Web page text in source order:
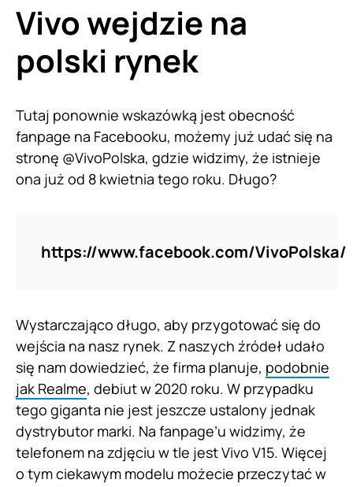
Vivo wejdzie na
polski rynek
Tutaj ponownie wskazówką jest obecność
fanpage na Facebooku, możemy już udać się na
stronę @VivoPolska, gdzie widzimy, że istnieje
ona już od 8 kwietnia tego roku. Długo?
https://www.facebook.com/VivoPolska/
Wystarczająco długo, aby przygotować się do
wejścia na nasz rynek. Z naszych źródeł udało
się nam dowiedzieć, że firma planuje, podobnie
jak Realme, debiut w 2020 roku. W przypadku
tego giganta nie jest jeszcze ustalony jednak
dystrybutor marki. Na fanpage’u widzimy, że
telefonem na zdjęciu w tle jest Vivo V15. Więcej
o tym ciekawym modelu możecie przeczytać w